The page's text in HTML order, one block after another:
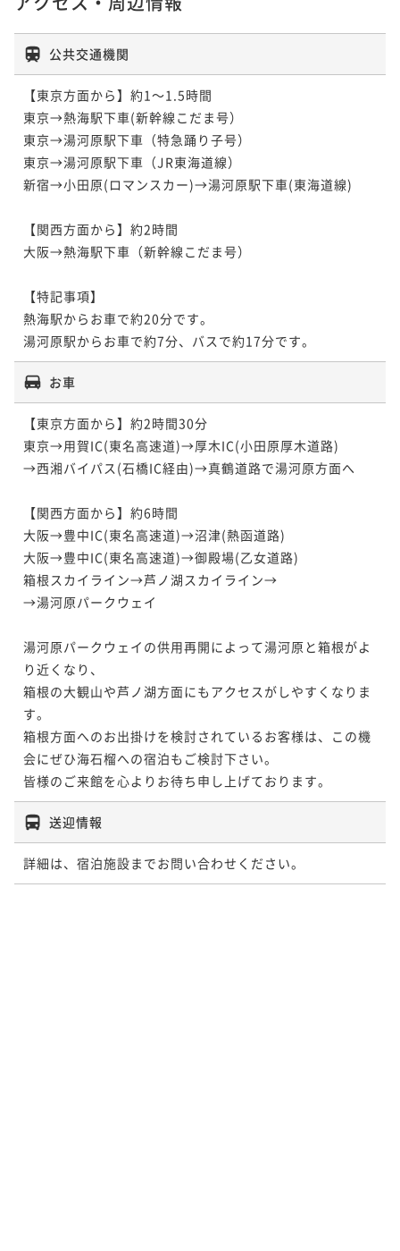
公共交通機関
【東京方面から】約1～1.5時間
東京→熱海駅下車(新幹線こだま号）
東京→湯河原駅下車（特急踊り子号）
東京→湯河原駅下車（JR東海道線）
新宿→小田原(ロマンスカー)→湯河原駅下車(東海道線)
【関西方面から】約2時間
大阪→熱海駅下車（新幹線こだま号）
【特記事項】
熱海駅からお車で約20分です。
お車
【東京方面から】約2時間30分
東京→用賀IC(東名高速道)→厚木IC(小田原厚木道路)
→西湘バイパス(石橋IC経由)→真鶴道路で湯河原方面へ
【関西方面から】約6時間
大阪→豊中IC(東名高速道)→沼津(熱函道路)
大阪→豊中IC(東名高速道)→御殿場(乙女道路)
箱根スカイライン→芦ノ湖スカイライン→
→湯河原パークウェイ
湯河原パークウェイの供用再開によって湯河原と箱根がよ
り近くなり、
箱根の大観山や芦ノ湖方面にもアクセスがしやすくなりま
す。
箱根方面へのお出掛けを検討されているお客様は、この機
会にぜひ海石榴への宿泊もご検討下さい。
皆様のご来館を心よりお待ち申し上げております。
送迎情報
詳細は、宿泊施設までお問い合わせください。